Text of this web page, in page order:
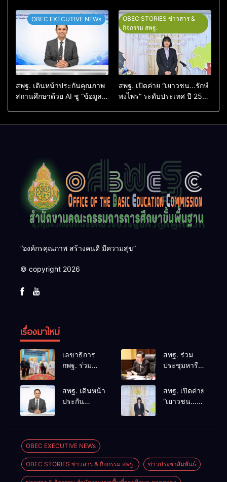
รุนแรงในโรงเรียน พร้อมให้
กำลังใจครอบครัว
การดูแลความปลอดภัยครบทุก
มิติ
OBEC EXECUTIVE NEWs
สพฐ. เดินหน้าประกันคุณภาพ
สถานศึกษาด้วย AI ชู “ข้อมูล
OBEC STORIES ข่าวสาร &
กิจกรรม สพฐ.
สพฐ. เปิดค่าย “เยาวชน…รักษ์
พงไพร” ระดับประเทศ ปี 2569
“องค์กรคุณภาพ สร้างคนดี มีความสุข”
© copyright 2026
เรื่องมาใหม่
เลขาธิการ
กพฐ. ร่วม
ศธ. ร่วมพิธี
สวดอภิธรรม
รุนแรงใน
โรงเรียน
พร้อมให้กำลัง
ใจครอบครัว
สพฐ. ร่วม
ประชุมหารือ
มาตรการ
ความปลอดภัย
ดูแลความ
สพฐ. เดินหน้า
ประกัน
บริบทจริง–คน
ตัดสินใจ” ยก
ระดับคุณภาพ
การศึกษา
สพฐ. เปิดค่าย
“เยาวชน…
ทรัพยากรธรรมชาติ
สืบสาน 3
OBEC EXECUTIVE NEWs
OBEC STORIES ข่าวสาร & กิจกรรม สพฐ. ข่าวประชาสัมพันธ์